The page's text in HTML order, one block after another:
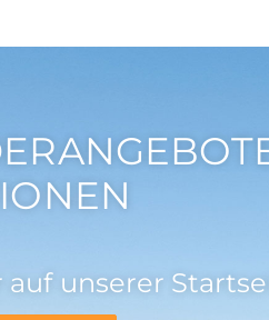
auf unserer